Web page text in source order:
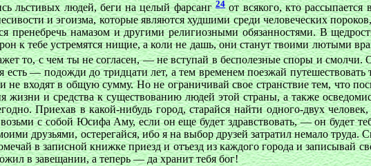
льстивых людей, беги на целый фарсанг24от всякого, кто рассыпается
и эгоизма, которые являются худшими среди человеческих
пренебречь намазом и другими религиозными обязанностями. В
к тебе устремятся нищие, а коли не дашь, они станут твоими лютыми
то, с чем ты не согласен, — не вступай в бесполезные споры и
— подожди до тридцати лет, а тем временем поезжай путешествовать
не входят в общую сумму. Но не ограничивай свое странствие тем, что
и средства к существованию людей этой страны, а также
Приехав в какой-нибудь город, старайся найти одного-двух
с собой Юсифа Аму, если он еще будет здравствовать, — он будет
друзьями, остерегайся, ибо я на выбор друзей затратил немало труда.
в записной книжке приезд и отъезд из каждого города и записывай
в завещании, а теперь — да хранит тебя бог!